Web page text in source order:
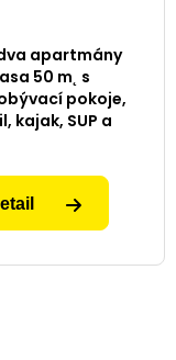
apartmány
50 m˛ s
pokoje,
kajak, SUP a